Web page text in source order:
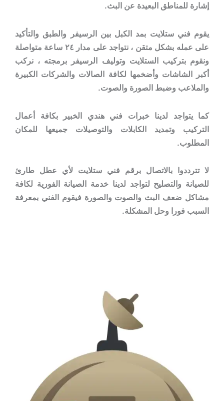
إشارة للمناطق البعيدة عن البث.
يقوم فني ستلايت بمد الكبل بين الرسيفر والطبق والتأكيد
على عمله بشكل متقن ، نتواجد على مدار ٢٤ ساعة متواصلة
ونقوم بتركيب الستلايت وتوليف الرسيفر برمجته ، نركب
أكبر الشاشات وأضخمها لكافة الصالات والشركات الكبيرة
والملاعب وضبط الصورة والصوت.
كما يتواجد لدينا خبرات فني هندي الخبير بكافة أعمال
التركيب وتمديد الكابلات والتوصيلات جميعها للمكان
المطلوب.
لا تترددوا بالاتصال برقم فني ستلايت لأي عطل طارئ
للصيانة والتصليح لتواجد لدينا خدمة الصيانة الفورية لكافة
مشاكل ضعف البث والصوت والصورة فيقوم الفني بمعرفة
السبب فورا وحل المشكلة.